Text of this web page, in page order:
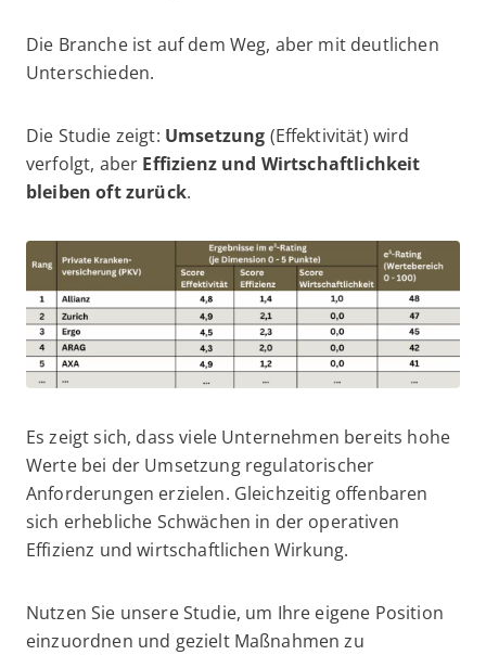
Die Branche ist auf dem Weg, aber mit deutlichen
Unterschieden.
Die Studie zeigt: Umsetzung (Effektivität) wird
verfolgt, aber Effizienz und Wirtschaftlichkeit
bleiben oft zurück.
Es zeigt sich, dass viele Unternehmen bereits hohe
Werte bei der Umsetzung regulatorischer
Anforderungen erzielen. Gleichzeitig offenbaren
sich erhebliche Schwächen in der operativen
Effizienz und wirtschaftlichen Wirkung.
Nutzen Sie unsere Studie, um Ihre eigene Position
einzuordnen und gezielt Maßnahmen zu